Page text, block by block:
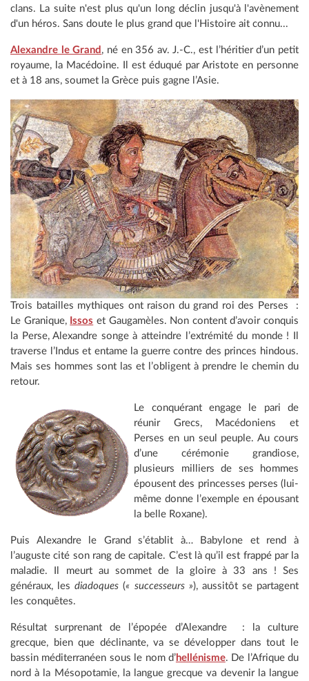
clans. La suite n'est plus qu'un long déclin jusqu'à l'avènement
d'un héros. Sans doute le plus grand que l'Histoire ait connu...
Alexandre le Grand , né en 356 av. J.-C., est l’héritier d’un petit
royaume, la Macédoine. Il est éduqué par Aristote en personne
et à 18 ans, soumet la Grèce puis gagne l’Asie.
Trois batailles mythiques ont raison du grand roi des Perses :
Le Granique, Issos et Gaugamèles. Non content d’avoir conquis
la Perse, Alexandre songe à atteindre l’extrémité du monde ! Il
traverse l’Indus et entame la guerre contre des princes hindous.
Mais ses hommes sont las et l’obligent à prendre le chemin du
retour.
Le conquérant engage le pari de
réunir Grecs, Macédoniens et
Perses en un seul peuple. Au cours
d’une cérémonie grandiose,
plusieurs milliers de ses hommes
épousent des princesses perses (lui-
même donne l’exemple en épousant
la belle Roxane).
Puis Alexandre le Grand s’établit à… Babylone et rend à
l’auguste cité son rang de capitale. C’est là qu’il est frappé par la
maladie. Il meurt au sommet de la gloire à 33 ans ! Ses
généraux, lesdiadoques (« successeurs »), aussitôt se partagent
les conquêtes.
Résultat surprenant de l’épopée d’Alexandre : la culture
grecque, bien que déclinante, va se développer dans tout le
bassin méditerranéen sous le nom d’hellénisme. De l’Afrique du
nord à la Mésopotamie, la langue grecque va devenir la langue